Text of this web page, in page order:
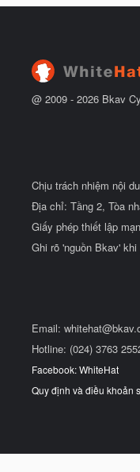
@ 2009 - 2026 Bkav
Chịu trách nhiệm nội
Địa chỉ: Tầng 2, Tòa
Giấy phép thiết lập
Ghi rõ 'nguồn Bkav'
Email:
Hotline: (024) 3763
Facebook: WhiteHat
Quy định và điều khoản